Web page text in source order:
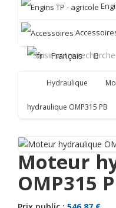
Français
Hydraulique
hydraulique OMP315 PB
Moteur
OMP315